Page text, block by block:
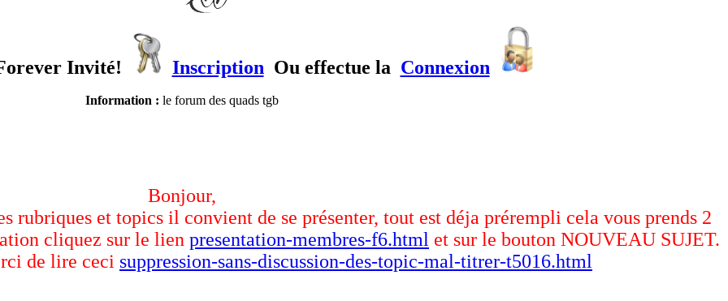
Invité! Inscription Ou effectue la Connexion
Information : le forum des quads tgb
Bonjour,
rubriques et topics il convient de se présenter, tout est déja prérempli cela vous prends 2
cliquez sur le lien presentation-membres-f6.html et sur le bouton NOUVEAU SUJET.
de lire ceci suppression-sans-discussion-des-topic-mal-titrer-t5016.html